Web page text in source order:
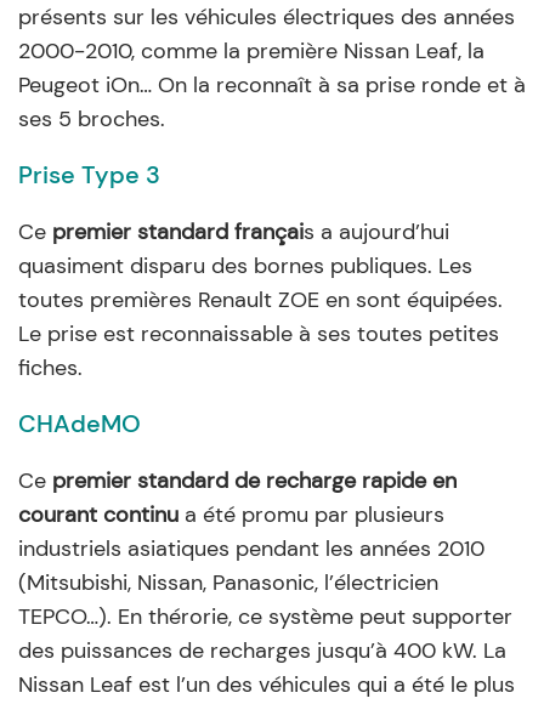
présents sur les véhicules électriques des années
2000-2010, comme la première Nissan Leaf, la
Peugeot iOn… On la reconnaît à sa prise ronde et à
ses 5 broches.
Prise Type 3
Ce premier standard français a aujourd’hui
quasiment disparu des bornes publiques. Les
toutes premières Renault ZOE en sont équipées.
Le prise est reconnaissable à ses toutes petites
fiches.
CHAdeMO
Ce premier standard de recharge rapide en
courant continu a été promu par plusieurs
industriels asiatiques pendant les années 2010
(Mitsubishi, Nissan, Panasonic, l’électricien
TEPCO…). En thérorie, ce système peut supporter
des puissances de recharges jusqu’à 400 kW. La
Nissan Leaf est l’un des véhicules qui a été le plus